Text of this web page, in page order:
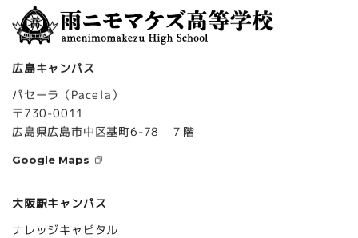
広島キャンパス
パセーラ（Pacela）
〒730-0011
広島県広島市中区基町6-78 ７階
Google Maps
大阪駅キャンパス
ナレッジキャピタル